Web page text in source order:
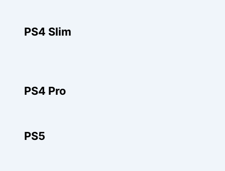
PS4 Slim
PS4 Pro
PS5